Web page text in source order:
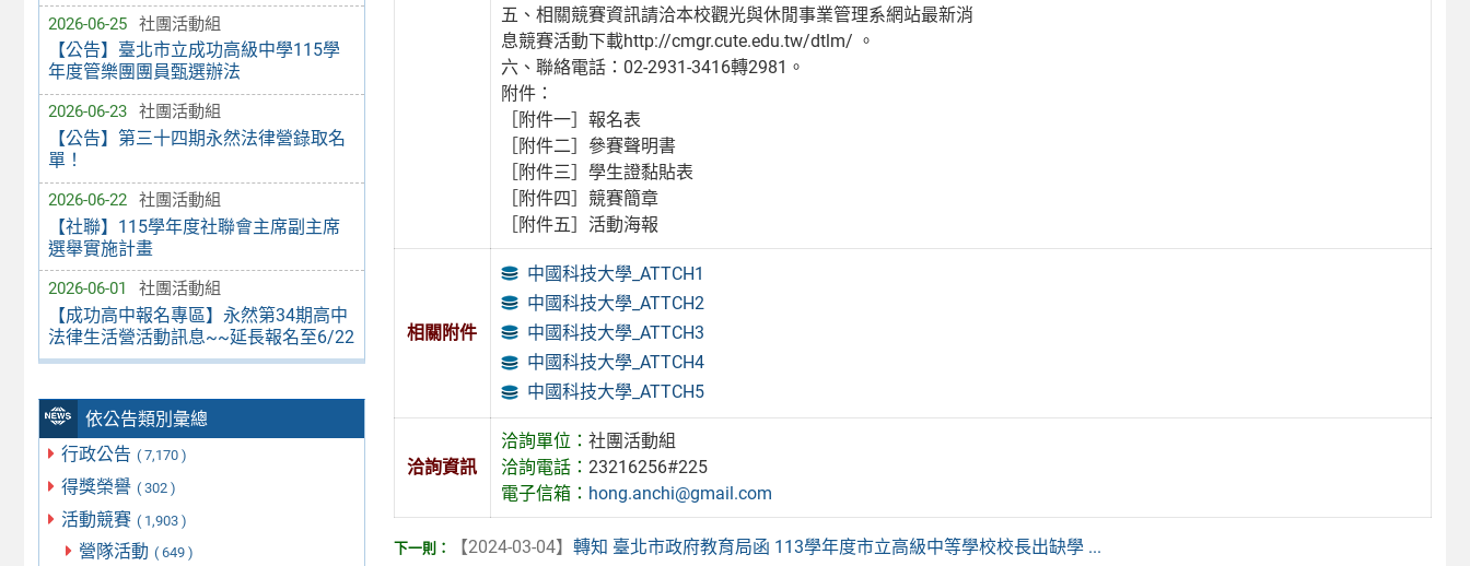
2026-06-25 社團活動組
【公告】臺北市立成功高級中學115學
年度管樂團團員甄選辦法
2026-06-23 社團活動組
【公告】第三十四期永然法律營錄取名
單！
2026-06-22 社團活動組
【社聯】115學年度社聯會主席副主席
選舉實施計畫
2026-06-01 社團活動組
【成功高中報名專區】永然第34期高中
法律生活營活動訊息~~延長報名至6/22
依公告類別彙總
行政公告 ( 7,170 )
得獎榮譽 ( 302 )
活動競賽 ( 1,903 )
營隊活動 ( 649 )
五、相關競賽資訊請洽本校觀光與休閒事業管理系網站最新消
息競賽活動下載http://cmgr.cute.edu.tw/dtlm/ 。
六、聯絡電話：02-2931-3416轉2981。
附件：
［附件一］報名表
［附件二］參賽聲明書
［附件三］學生證黏貼表
［附件四］競賽簡章
［附件五］活動海報
相關附件
中國科技大學_ATTCH1
中國科技大學_ATTCH2
中國科技大學_ATTCH3
中國科技大學_ATTCH4
中國科技大學_ATTCH5
洽詢資訊
洽詢單位：社團活動組
洽詢電話：23216256#225
電子信箱： hong.anchi@gmail.com
【2024-03-04】 轉知 臺北市政府教育局函 113學年度市立高級中等學校校長出缺學 ...